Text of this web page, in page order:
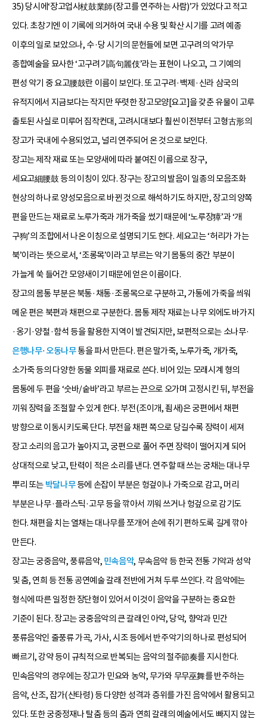
35) 당시에‘장고업사杖鼓業師(장고를 연주하는 사람)’가 있었다고 적고
있다. 초창기엔 이 기록에 의거하여 국내 수용 및 확산 시기를 고려 예종
이후의 일로 보았으나, 수·당 시기의 문헌들에 보면 고구려의 악가무
종합예술을 묘사한 ‘고구려기高句麗伎’라는 표현이 나오고, 그 기예의
편성 악기 중 요고腰鼓란 이름이 보인다. 또 고구려·백제·신라 삼국의
유적지에서 지금보다는 작지만 뚜렷한 장고모양[요고]을 갖춘 유물이 고루
출토된 사실로 미루어 짐작컨대, 고려시대보다 훨씬 이전부터 고형古形의
장고가 국내에 수용되었고, 널리 연주되어 온 것으로 보인다.
장고는 제작 재료 또는 모양새에 따라 붙여진 이름으로 장구,
세요고細腰鼓 등의 이칭이 있다. 장구는 장고의 발음이 일종의 모음조화
현상의 하나로 양성모음으로 바뀐 것으로 해석하기도 하지만, 장고의 양쪽
편을 만드는 재료로 노루가죽과 개가죽을 썼기 때문에 ‘노루장獐’과 ‘개
구狗’의 조합에서 나온 이칭으로 설명되기도 한다. 세요고는 ‘허리가 가는
북’이라는 뜻으로서, ‘조롱목’이라고 부르는 악기 몸통의 중간 부분이
가늘게 쑥 들어간 모양새이기 때문에 얻은 이름이다.
장고의 몸통 부분은 북통·채통·조롱목으로 구분하고, 가통에 가죽을 씌워
메운 편은 북편과 채편으로 구분한다. 몸통 제작 재료는 나무 외에도 바가지
·옹기·양철·함석 등을 활용한 지역이 발견되지만, 보편적으로는 소나무·
은행나무· 오동나무통을 파서 만든다. 편은 말가죽, 노루가죽, 개가죽,
소가죽 등의 다양한 동물 외피를 재료로 쓴다. 비어 있는 모래시계 형의
몸통에 두 편을 ‘숫바/숱바’라고 부르는 끈으로 오가며 고정시킨 뒤, 부전을
끼워 장력을 조절할 수 있게 한다. 부전(조이개, 죔새)은 궁편에서 채편
방향으로 이동시키도록 단다. 부전을 채편 쪽으로 당길수록 장력이 세져
장고 소리의 음고가 높아지고, 궁편으로 풀어 주면 장력이 떨어지게 되어
상대적으로 낮고, 탄력이 적은 소리를 낸다. 연주할 때 쓰는 궁채는 대나무
뿌리 또는 박달나무등에 손잡이 부분은 헝겊이나 가죽으로 감고, 머리
부분은 나무·플라스틱·고무 등을 깎아서 끼워 쓰거나 헝겊으로 감기도
한다. 채편을 치는 열채는 대나무를 쪼개어 손에 쥐기 편하도록 길게 깎아
만든다.
장고는 궁중음악, 풍류음악, 민속음악, 무속음악 등 한국 전통 기악과 성악
및 춤, 연희 등 전통 공연예술 갈래 전반에 거쳐 두루 쓰인다. 각 음악에는
형식에 따른 일정한 장단형이 있어서 이것이 음악을 구분하는 중요한
기준이 된다. 장고는 궁중음악의 큰 갈래인 아악, 당악, 향악과 민간
풍류음악인 줄풍류 가곡, 가사, 시조 등에서 반주악기의 하나로 편성되어
빠르기, 강약 등이 규칙적으로 반복되는 음악의 절주節奏를 지시한다.
민속음악의 경우에는 장고가 민요와 농악, 무가와 무무巫舞를 반주하는
음악, 산조, 잡가(산타령) 등 다양한 성격과 층위를 가진 음악에서 활용되고
있다. 또한 궁중정재나 탈춤 등의 춤과 연희 갈래의 예술에서도 빠지지 않는